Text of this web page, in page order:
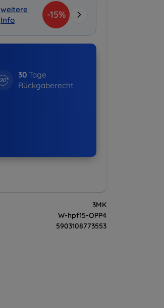
weitere
Info
-15%
30Tage
Rückgaberecht
3MK
W-hpf15-OPP4
5903108773553